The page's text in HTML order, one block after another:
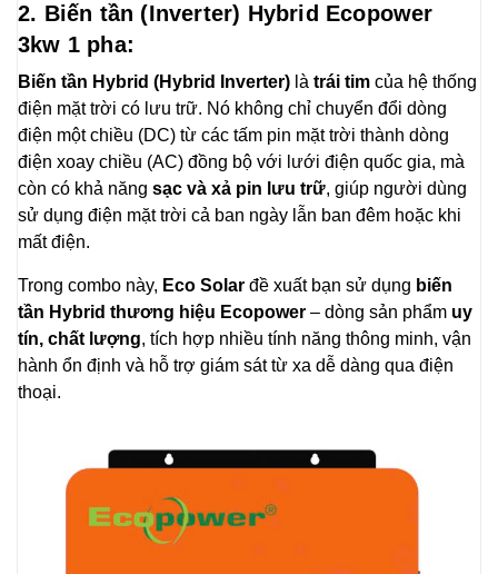
2. Biến tần (Inverter) Hybrid Ecopower
3kw 1 pha:
Biến tần Hybrid (Hybrid Inverter) là trái tim của hệ thống
điện mặt trời có lưu trữ. Nó không chỉ chuyển đổi dòng
điện một chiều (DC) từ các tấm pin mặt trời thành dòng
điện xoay chiều (AC) đồng bộ với lưới điện quốc gia, mà
còn có khả năng sạc và xả pin lưu trữ, giúp người dùng
sử dụng điện mặt trời cả ban ngày lẫn ban đêm hoặc khi
mất điện.
Trong combo này, Eco Solar đề xuất bạn sử dụng biến
tần Hybrid thương hiệu Ecopower – dòng sản phẩm uy
tín, chất lượng, tích hợp nhiều tính năng thông minh, vận
hành ổn định và hỗ trợ giám sát từ xa dễ dàng qua điện
thoại.